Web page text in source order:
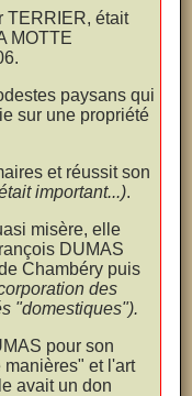
TERRIER, était
MOTTE
paysans qui
sur une propriété
et réussit son
important...).
misère, elle
DUMAS
Chambéry puis
des
"domestiques").
pour son
et l'art
avait un don